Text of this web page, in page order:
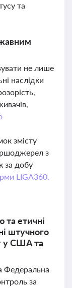
та
не лише
наслідки
змісту
з
за добу
LIGA360.
етичні
штучного
у США та
Федеральна
за